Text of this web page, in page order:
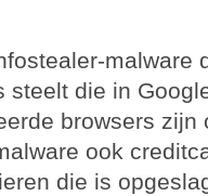
malware
steelt die in
browsers
ook
die is